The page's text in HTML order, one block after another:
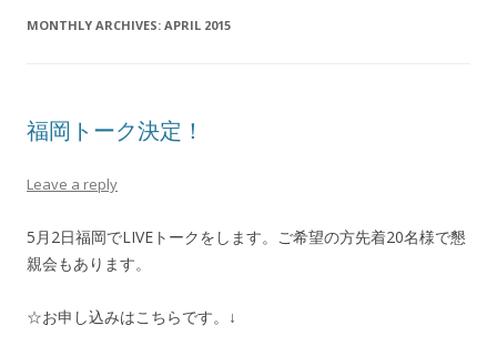
MONTHLY ARCHIVES: APRIL 2015
福岡トーク決定！
Leave a reply
5月2日福岡でLIVEトークをします。ご希望の方先着20名様で懇
親会もあります。
☆お申し込みはこちらです。↓